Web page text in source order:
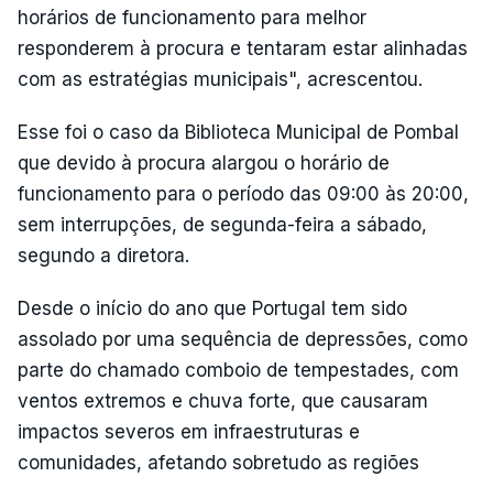
horários de funcionamento para melhor
responderem à procura e tentaram estar alinhadas
com as estratégias municipais", acrescentou.
Esse foi o caso da Biblioteca Municipal de Pombal
que devido à procura alargou o horário de
funcionamento para o período das 09:00 às 20:00,
sem interrupções, de segunda-feira a sábado,
segundo a diretora.
Desde o início do ano que Portugal tem sido
assolado por uma sequência de depressões, como
parte do chamado comboio de tempestades, com
ventos extremos e chuva forte, que causaram
impactos severos em infraestruturas e
comunidades, afetando sobretudo as regiões